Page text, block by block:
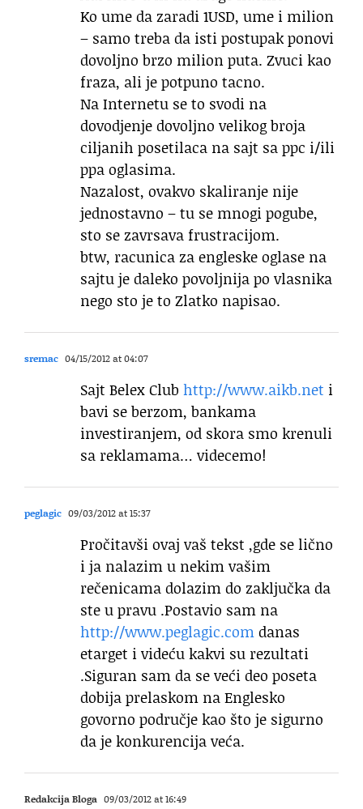
Ko ume da zaradi 1USD, ume i milion
– samo treba da isti postupak ponovi
dovoljno brzo milion puta. Zvuci kao
fraza, ali je potpuno tacno.
Na Internetu se to svodi na
dovodjenje dovoljno velikog broja
ciljanih posetilaca na sajt sa ppc i/ili
ppa oglasima.
Nazalost, ovakvo skaliranje nije
jednostavno – tu se mnogi pogube,
sto se zavrsava frustracijom.
btw, racunica za engleske oglase na
sajtu je daleko povoljnija po vlasnika
nego sto je to Zlatko napisao.
sremac 04/15/2012 at 04:07
Sajt Belex Club http://www.aikb.net i
bavi se berzom, bankama
investiranjem, od skora smo krenuli
sa reklamama… videcemo!
peglagic 09/03/2012 at 15:37
Pročitavši ovaj vaš tekst ,gde se lično
i ja nalazim u nekim vašim
rečenicama dolazim do zaključka da
ste u pravu .Postavio sam na
http://www.peglagic.comdanas
etarget i videću kakvi su rezultati
.Siguran sam da se veći deo poseta
dobija prelaskom na Englesko
govorno područje kao što je sigurno
da je konkurencija veća.
Redakcija Bloga 09/03/2012 at 16:49